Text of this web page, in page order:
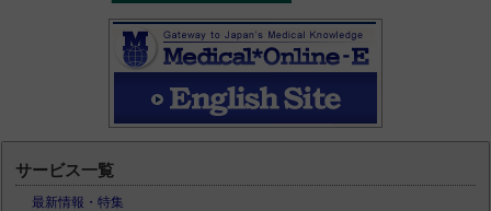
サービス一覧
最新情報・特集